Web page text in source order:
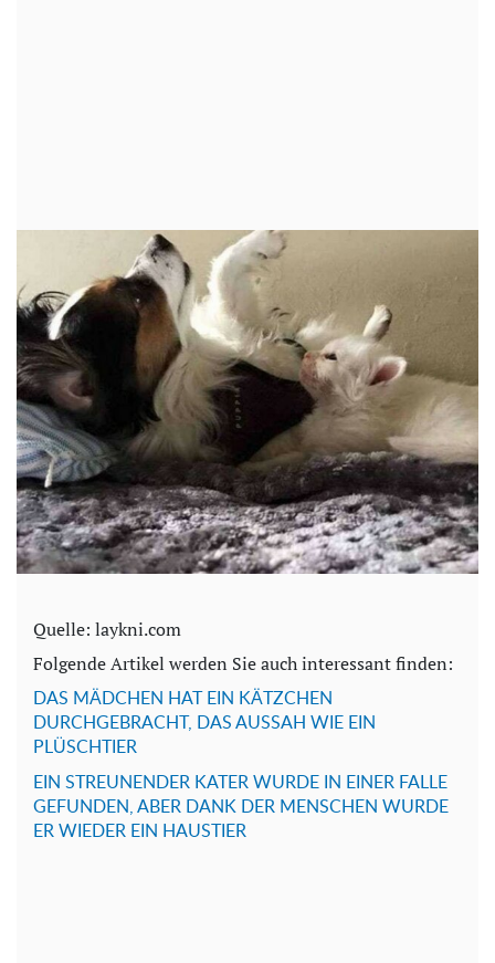
Quelle: laykni.com
Folgende Artikel werden Sie auch interessant finden:
DAS MÄDCHEN HAT EIN KÄTZCHEN
DURCHGEBRACHT, DAS AUSSAH WIE EIN
PLÜSCHTIER
EIN STREUNENDER KATER WURDE IN EINER FALLE
GEFUNDEN, ABER DANK DER MENSCHEN WURDE
ER WIEDER EIN HAUSTIER